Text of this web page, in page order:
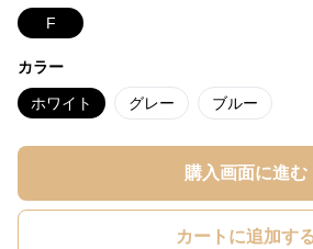
F
カラー
ホワイト グレー ブルー
購入画面に進む
カートに追加す